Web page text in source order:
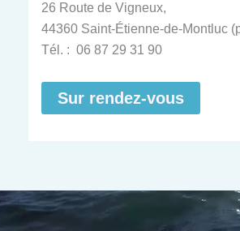
26 Route de Vigneux,
44360 Saint-Étienne-de-Montluc
Tél. : 06 87 29 31 90
Sur rendez-vous